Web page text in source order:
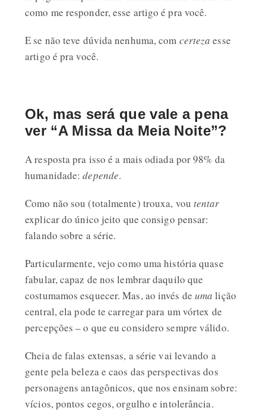
como me responder, esse artigo é pra você.
E se não teve dúvida nenhuma, com certeza esse
artigo é pra você.
Ok, mas será que vale a pena
ver “A Missa da Meia Noite”?
A resposta pra isso é a mais odiada por 98% da
humanidade:depende.
Como não sou (totalmente) trouxa, vou tentar
explicar do único jeito que consigo pensar:
falando sobre a série.
Particularmente, vejo como uma história quase
fabular, capaz de nos lembrar daquilo que
costumamos esquecer. Mas, ao invés de uma lição
central, ela pode te carregar para um vórtex de
percepções – o que eu considero sempre válido.
Cheia de falas extensas, a série vai levando a
gente pela beleza e caos das perspectivas dos
personagens antagônicos, que nos ensinam sobre:
vícios, pontos cegos, orgulho e intolerância.